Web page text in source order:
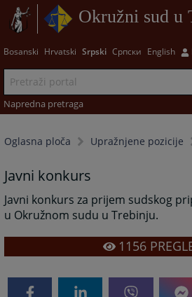
Okružni sud u
Bosanski Hrvatski Srpski Српски English
Napredna pretraga
Oglasna ploča Upražnjene pozicije
Javni konkurs
Javni konkurs za prijem sudskog
u Okružnom sudu u Trebinju.
1156